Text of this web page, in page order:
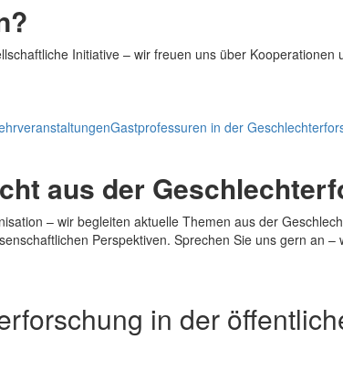
Initiative – wir freuen uns über Kooperationen
Gastprofessuren in der
aus der
– wir begleiten aktuelle Themen aus der
Perspektiven. Sprechen Sie uns gern an
in der